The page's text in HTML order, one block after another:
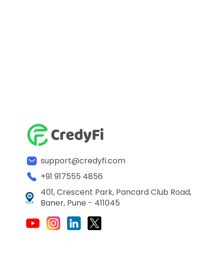
support@credyfi.com
+91 917555 4856
401, Crescent Park, Pancard Club Road,
Baner, Pune - 411045